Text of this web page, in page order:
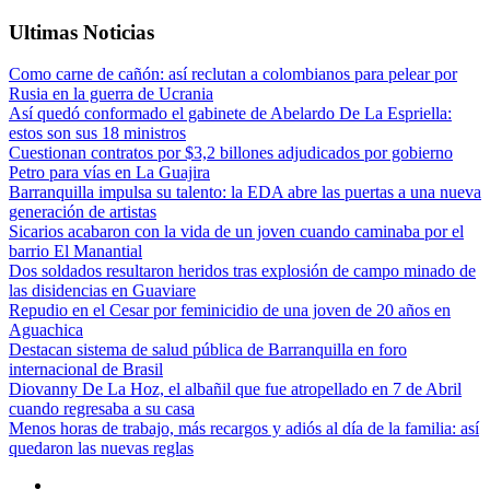
Ultimas Noticias
Como carne de cañón: así reclutan a colombianos para pelear por
Rusia en la guerra de Ucrania
Así quedó conformado el gabinete de Abelardo De La Espriella:
estos son sus 18 ministros
Cuestionan contratos por $3,2 billones adjudicados por gobierno
Petro para vías en La Guajira
Barranquilla impulsa su talento: la EDA abre las puertas a una nueva
generación de artistas
Sicarios acabaron con la vida de un joven cuando caminaba por el
barrio El Manantial
Dos soldados resultaron heridos tras explosión de campo minado de
las disidencias en Guaviare
Repudio en el Cesar por feminicidio de una joven de 20 años en
Aguachica
Destacan sistema de salud pública de Barranquilla en foro
internacional de Brasil
Diovanny De La Hoz, el albañil que fue atropellado en 7 de Abril
cuando regresaba a su casa
Menos horas de trabajo, más recargos y adiós al día de la familia: así
quedaron las nuevas reglas